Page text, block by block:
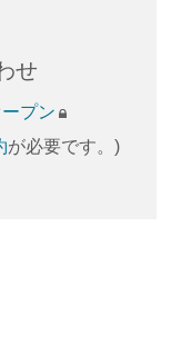
せ
プン
が必要です。)